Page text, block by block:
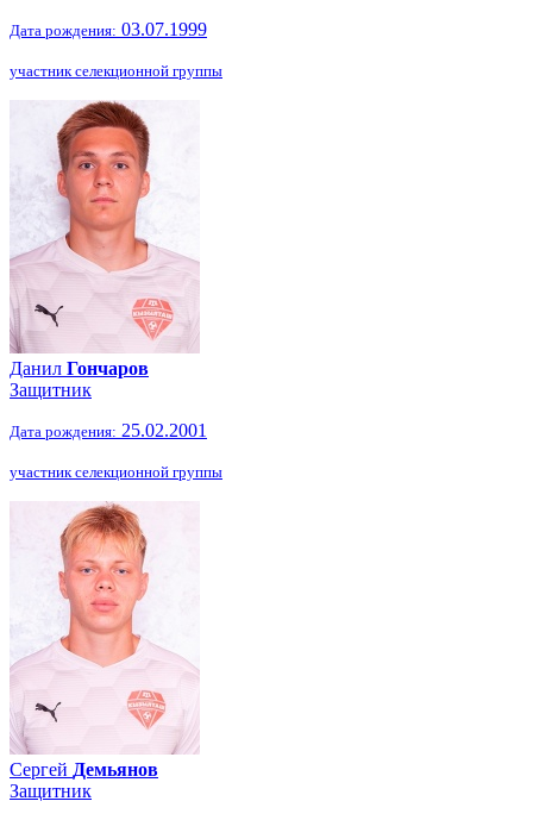
Дата рождения: 03.07.1999
участник селекционной группы
Данил Гончаров
Защитник
Дата рождения: 25.02.2001
участник селекционной группы
Сергей Демьянов
Защитник